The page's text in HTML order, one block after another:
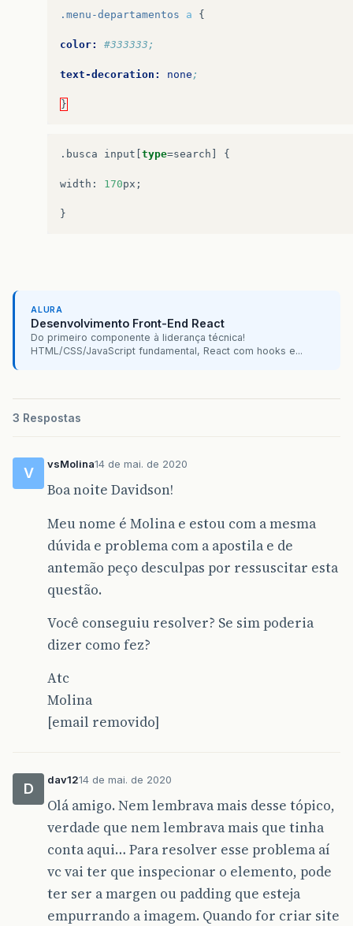
.menu-departamentos a {
color: #333333;
text-decoration: none ;
}
. busca input type=search {
width : 170px ;
}
ALURA
Desenvolvimento Front-End React
Do primeiro componente à liderança técnica!
HTML/CSS/JavaScript fundamental, React com hooks e...
3 Respostas
V
vsMolina14 de mai. de 2020
Boa noite Davidson!
Meu nome é Molina e estou com a mesma
dúvida e problema com a apostila e de
antemão peço desculpas por ressuscitar esta
questão.
Você conseguiu resolver? Se sim poderia
dizer como fez?
Atc
Molina
[email removido]
D
dav1214 de mai. de 2020
Olá amigo. Nem lembrava mais desse tópico,
verdade que nem lembrava mais que tinha
conta aqui… Para resolver esse problema aí
vc vai ter que inspecionar o elemento, pode
ter ser a margen ou padding que esteja
empurrando a imagem. Quando for criar site